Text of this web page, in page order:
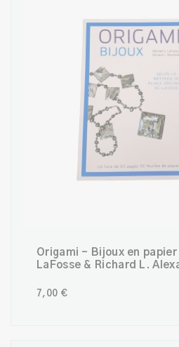
Origami – Bijoux en
LaFosse & Richard L.
7,00 €